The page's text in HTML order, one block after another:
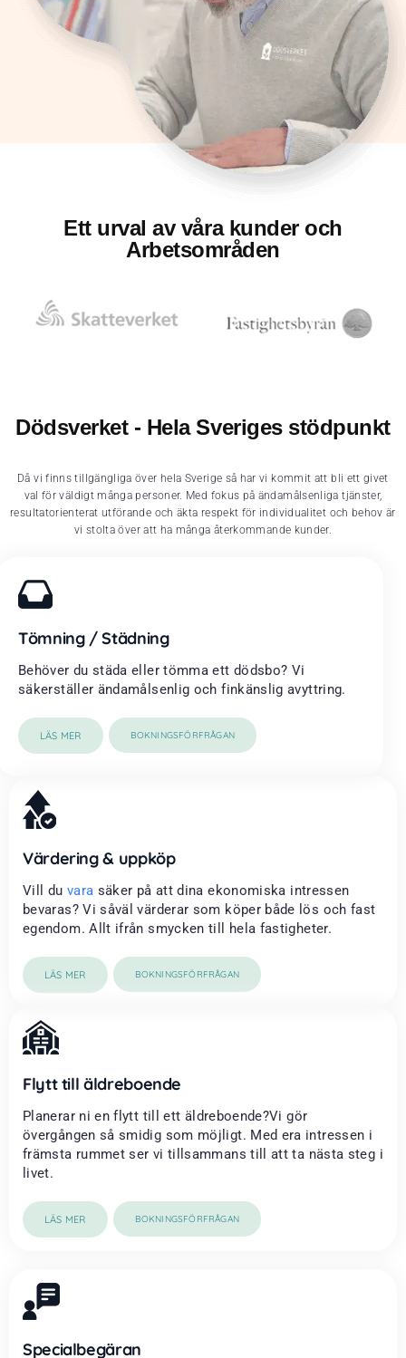
Ett urval av våra kunder och
Arbetsområden
Dödsverket - Hela Sveriges stödpunkt
Då vi finns tillgängliga över hela Sverige så har vi kommit att bli ett givet
val för väldigt många personer. Med fokus på ändamålsenliga tjänster,
resultatorienterat utförande och äkta respekt för individualitet och behov är
vi stolta över att ha många återkommande kunder.
Tömning / Städning
Behöver du städa eller tömma ett dödsbo? Vi
säkerställer ändamålsenlig och finkänslig avyttring.
LÄS MER BOKNINGSFÖRFRÅGAN
Värdering & uppköp
Vill du vara säker på att dina ekonomiska intressen
bevaras? Vi såväl värderar som köper både lös och fast
egendom. Allt ifrån smycken till hela fastigheter.
LÄS MER BOKNINGSFÖRFRÅGAN
Flytt till äldreboende
Planerar ni en flytt till ett äldreboende?Vi gör
övergången så smidig som möjligt. Med era intressen i
främsta rummet ser vi tillsammans till att ta nästa steg i
livet.
LÄS MER BOKNINGSFÖRFRÅGAN
Specialbegäran